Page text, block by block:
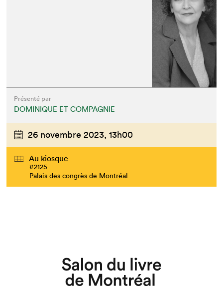
Présenté par
DOMINIQUE ET COMPAGNIE
26 novembre 2023, 13h00
Au kiosque
#2125
Palais des congrès de Montréal